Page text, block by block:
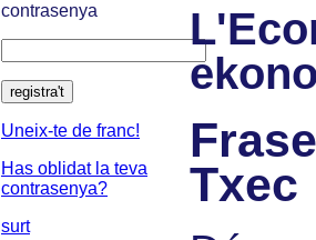
contrasenya
registra't
Uneix-te de franc!
Has oblidat la teva
contrasenya?
surt
Txec